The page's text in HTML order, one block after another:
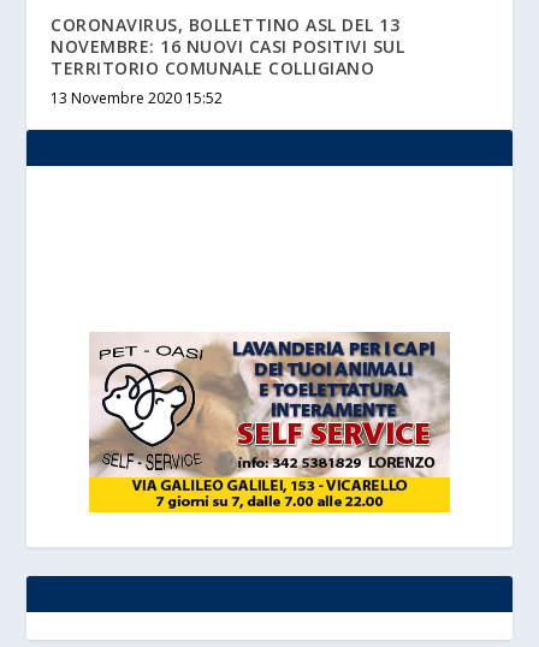
CORONAVIRUS, BOLLETTINO ASL DEL 13
NOVEMBRE: 16 NUOVI CASI POSITIVI SUL
TERRITORIO COMUNALE COLLIGIANO
13 Novembre 2020 15:52